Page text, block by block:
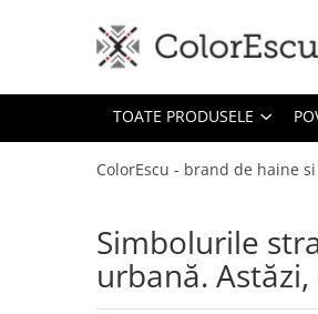
Toate produsele
Tricouri damă
Tricouri polo
Tricouri sport tehnice
TOATE PRODUSELE
ColorEscu - brand de haine
Simbolurile
urbană.